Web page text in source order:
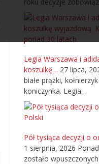
Legia Warszawa i
koszulkę… 27 lipca,
białe prążki,
koniczynka. Legia…
Pół tysiąca decyzji o
1 sierpnia, 2026
zostało